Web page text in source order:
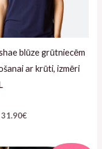
blūze grūtniecēm
ar krūti, izmēri
31.90€